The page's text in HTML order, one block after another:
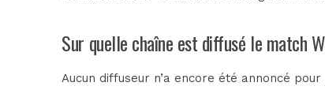
Sur quelle chaîne est diffusé le match
Aucun diffuseur n’a encore été annoncé